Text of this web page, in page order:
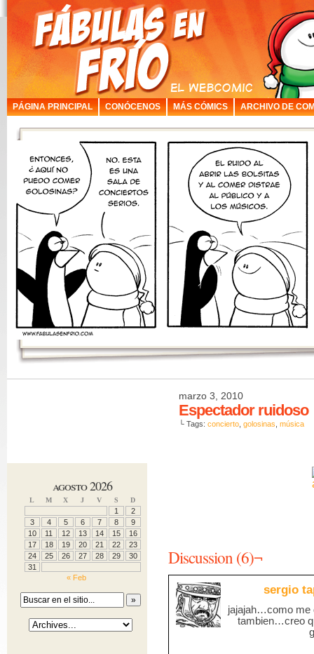
PÁGINA PRINCIPAL CONÓCENOS MÁS CÓMICS ARCHIVO DE
marzo 3, 2010
Espectador ruidoso
└ Tags: concierto golosinas música
agosto 2026
L M X J V S D
1
2
3
4 5 6 7 8
9
10
11 12 13 14 15
16
17
18 19 20 21 22
23
24
25 26 27 28 29
30
31
« Feb
Discussion (6)¬
sergio
jajajah…como me
tambien…creo